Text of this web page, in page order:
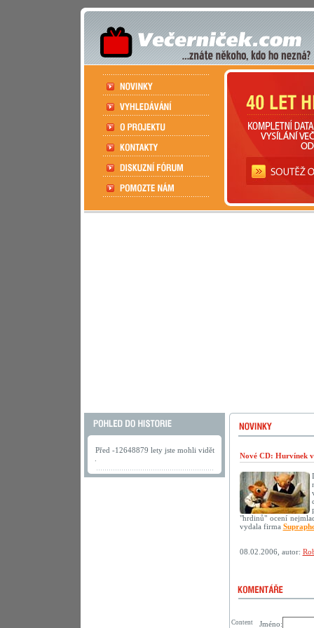
Před -12648879 lety jste mohli vidět
Nové CD: Hurvínek v
"hrdinů" ocení
vydala firma
08.02.2006, autor:
Jméno:
Content